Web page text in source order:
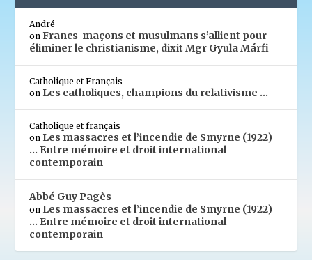
André
onFrancs-maçons et musulmans s’allient pour
éliminer le christianisme, dixit Mgr Gyula Márfi
Catholique et Français
on Les catholiques, champions du relativisme …
Catholique et français
on Les massacres et l’incendie de Smyrne (1922)
… Entre mémoire et droit international
contemporain
Abbé Guy Pagès
on Les massacres et l’incendie de Smyrne (1922)
… Entre mémoire et droit international
contemporain